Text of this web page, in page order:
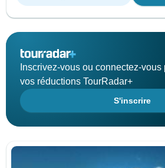
Inscrivez-vous ou connectez-
vos réductions TourRadar+
S'inscrire